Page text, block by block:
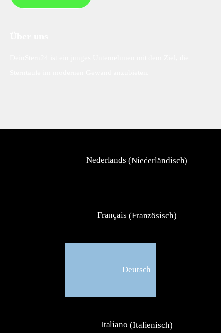
Nederlands (Niederländisch)
Français (Französisch)
Deutsch
Italiano (Italienisch)